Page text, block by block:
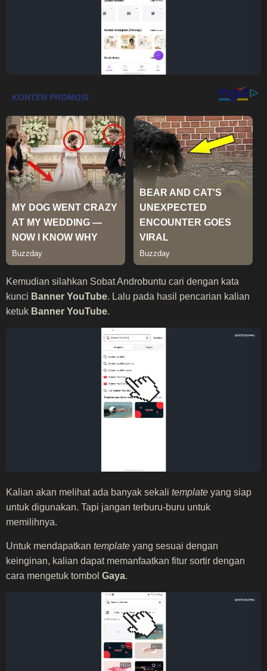
Kemudian silahkan Sobat Androbuntu cari dengan kata
kunci Banner YouTube. Lalu pada hasil pencarian kalian
ketuk Banner YouTube.
Kalian akan melihat ada banyak sekali template yang siap
untuk digunakan. Tapi jangan terburu-buru untuk
memilihnya.
Untuk mendapatkan template yang sesuai dengan
keinginan, kalian dapat memanfaatkan fitur sortir dengan
cara mengetuk tombol Gaya.